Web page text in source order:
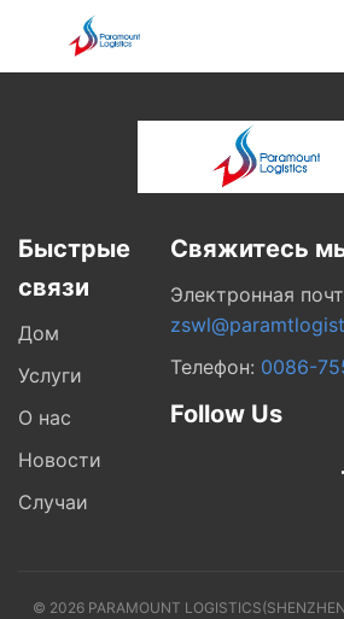
Быстрые
связи
Дом
Услуги
О нас
Новости
Случаи
Свяжитесь
Электронная
Телефон: 0086-
Follow Us
© 2026 PARAMOUNT